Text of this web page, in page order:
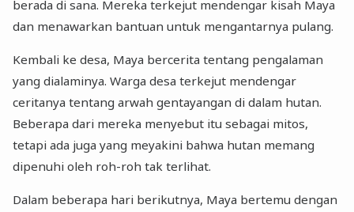
berada di sana. Mereka terkejut mendengar kisah Maya
dan menawarkan bantuan untuk mengantarnya pulang.
Kembali ke desa, Maya bercerita tentang pengalaman
yang dialaminya. Warga desa terkejut mendengar
ceritanya tentang arwah gentayangan di dalam hutan.
Beberapa dari mereka menyebut itu sebagai mitos,
tetapi ada juga yang meyakini bahwa hutan memang
dipenuhi oleh roh-roh tak terlihat.
Dalam beberapa hari berikutnya, Maya bertemu dengan